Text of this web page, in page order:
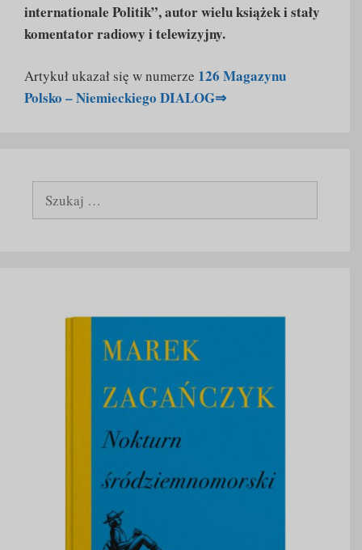
internationale Politik”, autor wielu książek i stały
komentator radiowy i telewizyjny.
Artykuł ukazał się w numerze 126 Magazynu
Polsko – Niemieckiego DIALOG⇒